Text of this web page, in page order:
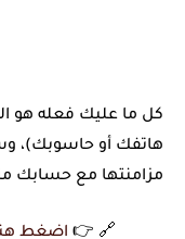
كل ما عليك فعله هو
هاتفك أو حاسوبك)،
مزامنتها مع حسابك
🔗 👉 اضغط